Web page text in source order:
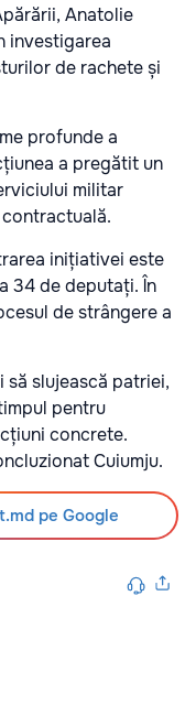
Anatolie
investigarea
de rachete și
profunde a
a pregătit un
militar
inițiativei este
34 de deputați. În
de strângere a
slujească patriei,
pentru
concrete.
Cuiumju.
pe Google